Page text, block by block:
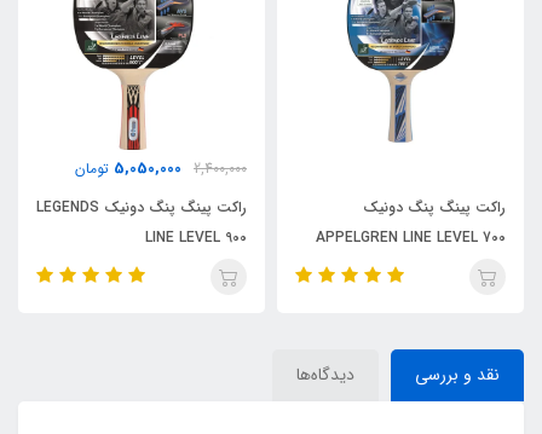
راکت پینگ پنگ دونیک
APPELGREN LINE LEVEL 700
2,400,000
5,050,000 تومان
راکت پینگ پنگ دونیک LEGENDS
LINE LEVEL 900
نقد و بررسی دیدگاه‌ها